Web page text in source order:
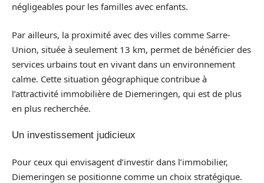
négligeables pour les familles avec enfants.
Par ailleurs, la proximité avec des villes comme Sarre-
Union, située à seulement 13 km, permet de bénéficier des
services urbains tout en vivant dans un environnement
calme. Cette situation géographique contribue à
l’attractivité immobilière de Diemeringen, qui est de plus
en plus recherchée.
Un investissement judicieux
Pour ceux qui envisagent d’investir dans l’immobilier,
Diemeringen se positionne comme un choix stratégique.